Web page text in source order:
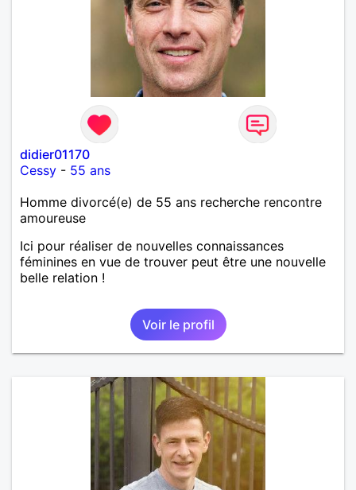
didier01170
Cessy - 55 ans
Homme divorcé(e) de 55 ans recherche rencontre
amoureuse
Ici pour réaliser de nouvelles connaissances
féminines en vue de trouver peut être une nouvelle
belle relation !
Voir le profil